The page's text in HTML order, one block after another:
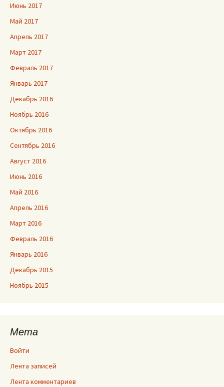
Июнь 2017
Май 2017
Апрель 2017
Март 2017
Февраль 2017
Январь 2017
Декабрь 2016
Ноябрь 2016
Октябрь 2016
Сентябрь 2016
Август 2016
Июнь 2016
Май 2016
Апрель 2016
Март 2016
Февраль 2016
Январь 2016
Декабрь 2015
Ноябрь 2015
Мета
Войти
Лента записей
Лента комментариев